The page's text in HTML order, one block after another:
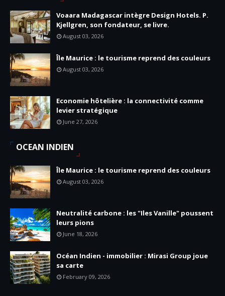
Voaara Madagascar intègre Design Hotels. P.
Kjellgren, son fondateur, se livre.
August 03, 2026
Île Maurice : le tourisme reprend des couleurs
August 03, 2026
Economie hôtelière : la connectivité comme
levier stratégique
June 27, 2026
OCEAN INDIEN
Île Maurice : le tourisme reprend des couleurs
August 03, 2026
Neutralité carbone : les "Iles Vanille" poussent
leurs pions
June 18, 2026
Océan Indien - immobilier : Mirasi Group joue
sa carte
February 09, 2026